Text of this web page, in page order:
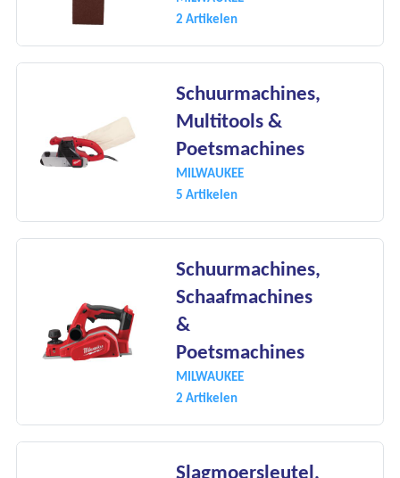
2 Artikelen
Schuurmachines,
Multitools &
Poetsmachines
MILWAUKEE
5 Artikelen
Schuurmachines,
Schaafmachines
&
Poetsmachines
MILWAUKEE
2 Artikelen
Slagmoersleutel,